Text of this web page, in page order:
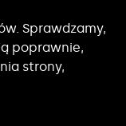
Sprawdzamy,
poprawnie,
strony,